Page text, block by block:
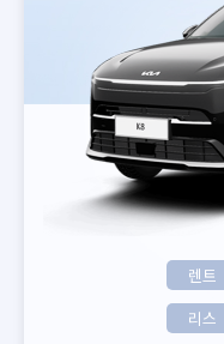
렌트
리스